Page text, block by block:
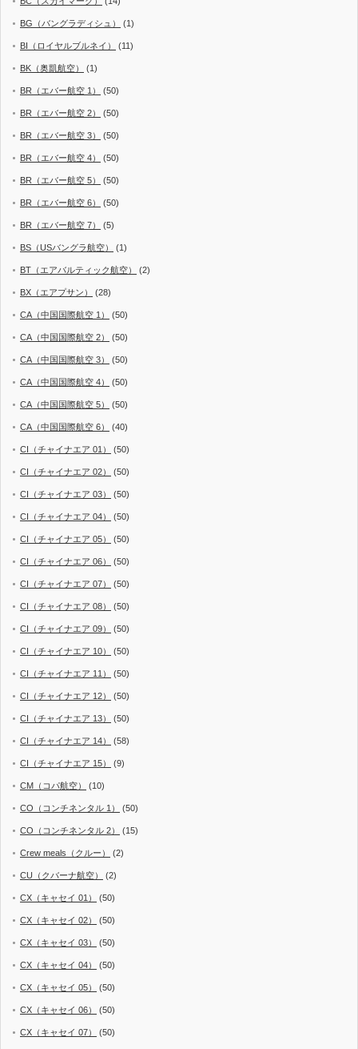
BG（バングラディシュ） (1)
BI（ロイヤルブルネイ） (11)
BK（奥凱航空） (1)
BR（エバー航空 1） (50)
BR（エバー航空 2） (50)
BR（エバー航空 3） (50)
BR（エバー航空 4） (50)
BR（エバー航空 5） (50)
BR（エバー航空 6） (50)
BR（エバー航空 7） (5)
BS（USバングラ航空） (1)
BT（エアバルティック航空） (2)
BX（エアプサン） (28)
CA（中国国際航空 1） (50)
CA（中国国際航空 2） (50)
CA（中国国際航空 3） (50)
CA（中国国際航空 4） (50)
CA（中国国際航空 5） (50)
CA（中国国際航空 6） (40)
CI（チャイナエア 01） (50)
CI（チャイナエア 02） (50)
CI（チャイナエア 03） (50)
CI（チャイナエア 04） (50)
CI（チャイナエア 05） (50)
CI（チャイナエア 06） (50)
CI（チャイナエア 07） (50)
CI（チャイナエア 08） (50)
CI（チャイナエア 09） (50)
CI（チャイナエア 10） (50)
CI（チャイナエア 11） (50)
CI（チャイナエア 12） (50)
CI（チャイナエア 13） (50)
CI（チャイナエア 14） (58)
CI（チャイナエア 15） (9)
CM（コパ航空） (10)
CO（コンチネンタル 1） (50)
CO（コンチネンタル 2） (15)
Crew meals（クルー） (2)
CU（クバーナ航空） (2)
CX（キャセイ 01） (50)
CX（キャセイ 02） (50)
CX（キャセイ 03） (50)
CX（キャセイ 04） (50)
CX（キャセイ 05） (50)
CX（キャセイ 06） (50)
CX（キャセイ 07） (50)